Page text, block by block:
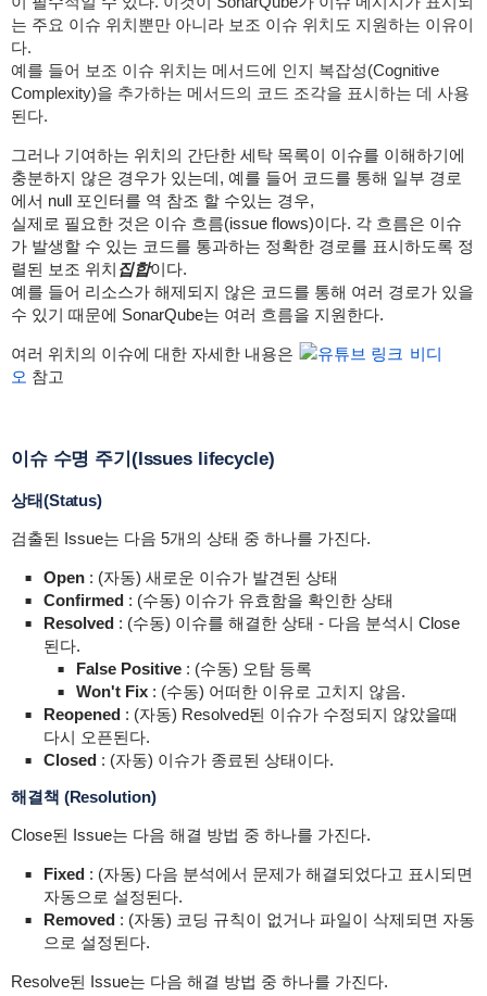
는 주요 이슈 위치뿐만 아니라 보조 이슈 위치도 지원하는 이유이
다.
예를 들어 보조 이슈 위치는 메서드에 인지 복잡성(Cognitive
Complexity)을 추가하는 메서드의 코드 조각을 표시하는 데 사용
된다.
그러나 기여하는 위치의 간단한 세탁 목록이 이슈를 이해하기에
충분하지 않은 경우가 있는데, 예를 들어 코드를 통해 일부 경로
에서 null 포인터를 역 참조 할 수있는 경우,
실제로 필요한 것은 이슈 흐름(issue flows)이다. 각 흐름은 이슈
가 발생할 수 있는 코드를 통과하는 정확한 경로를 표시하도록 정
렬된 보조 위치 집합이다.
예를 들어 리소스가 해제되지 않은 코드를 통해 여러 경로가 있을
수 있기 때문에 SonarQube는 여러 흐름을 지원한다.
여러 위치의 이슈에 대한 자세한 내용은
비디
오 참고
이슈 수명 주기(Issues lifecycle)
상태(Status)
검출된 Issue는 다음 5개의 상태 중 하나를 가진다.
Open : (자동) 새로운 이슈가 발견된 상태
Confirmed : (수동) 이슈가 유효함을 확인한 상태
Resolved : (수동) 이슈를 해결한 상태 - 다음 분석시 Close
된다.
False Positive: (수동) 오탐 등록
Won't Fix: (수동) 어떠한 이유로 고치지 않음.
Reopened : (자동) Resolved된 이슈가 수정되지 않았을때
다시 오픈된다.
Closed : (자동) 이슈가 종료된 상태이다.
해결책 (Resolution)
Close된 Issue는 다음 해결 방법 중 하나를 가진다.
Fixed : (자동) 다음 분석에서 문제가 해결되었다고 표시되면
자동으로 설정된다.
Removed : (자동) 코딩 규칙이 없거나 파일이 삭제되면 자동
으로 설정된다.
Resolve된 Issue는 다음 해결 방법 중 하나를 가진다.